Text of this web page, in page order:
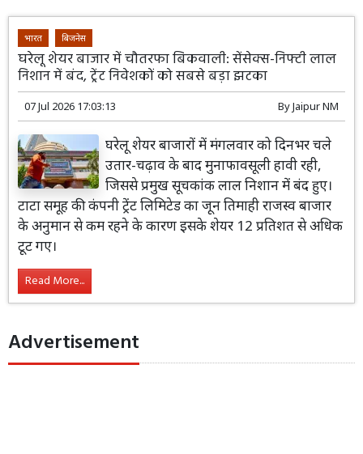
भारत बिजनेस
घरेलू शेयर बाजार में चौतरफा बिकवाली: सेंसेक्स-निफ्टी लाल
निशान में बंद, ट्रेंट निवेशकों को सबसे बड़ा झटका
07 Jul 2026 17:03:13 ByJaipur NM
घरेलू शेयर बाजारों में मंगलवार को दिनभर चले
उतार-चढ़ाव के बाद मुनाफावसूली हावी रही,
जिससे प्रमुख सूचकांक लाल निशान में बंद हुए।
टाटा समूह की कंपनी ट्रेंट लिमिटेड का जून तिमाही राजस्व बाजार
के अनुमान से कम रहने के कारण इसके शेयर 12 प्रतिशत से अधिक
टूट गए।
Read More...
Advertisement